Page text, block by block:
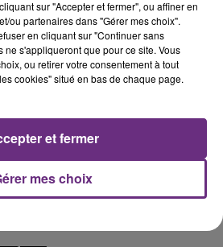
que la centrale
est à l'arrêt. Une situation
intense qui est toujours
DE REIMS FERME
sur "Accepter et fermer", ou affiner en
ou partenaires dans "Gérer mes choix".
en cliquant sur "Continuer sans
ne s'appliqueront que pour ce site. Vous
ou retirer votre consentement à tout
cookies" situé en bas de chaque page.
mes choix
et fermer